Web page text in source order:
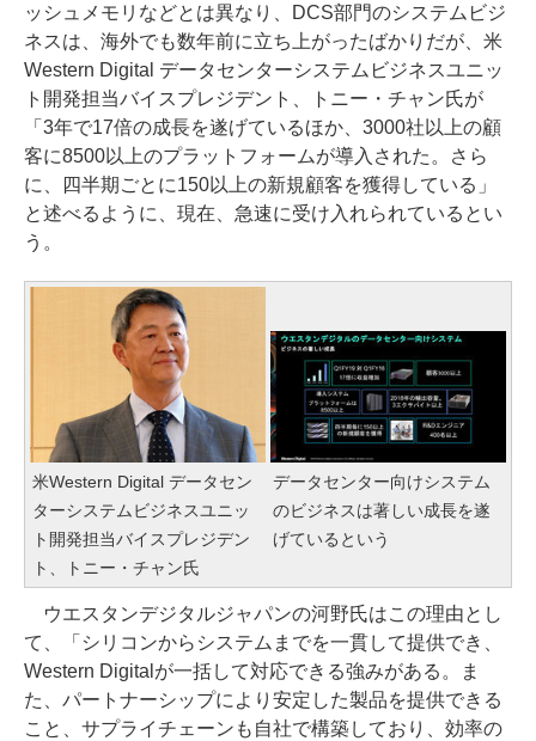
ッシュメモリなどとは異なり、DCS部門のシステムビジ
ネスは、海外でも数年前に立ち上がったばかりだが、米
Western Digital データセンターシステムビジネスユニッ
ト開発担当バイスプレジデント、トニー・チャン氏が
「3年で17倍の成長を遂げているほか、3000社以上の顧
客に8500以上のプラットフォームが導入された。さら
に、四半期ごとに150以上の新規顧客を獲得している」
と述べるように、現在、急速に受け入れられているとい
う。
米Western Digital データセン
ターシステムビジネスユニッ
ト開発担当バイスプレジデン
ト、トニー・チャン氏
データセンター向けシステム
のビジネスは著しい成長を遂
げているという
ウエスタンデジタルジャパンの河野氏はこの理由とし
て、「シリコンからシステムまでを一貫して提供でき、
Western Digitalが一括して対応できる強みがある。ま
た、パートナーシップにより安定した製品を提供できる
こと、サプライチェーンも自社で構築しており、効率の